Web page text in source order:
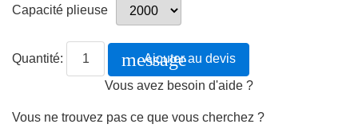
Capacité plieuse
Quantité: message
Ajouter au devis
Vous avez besoin d'aide ?
Vous ne trouvez pas ce que vous cherchez ?